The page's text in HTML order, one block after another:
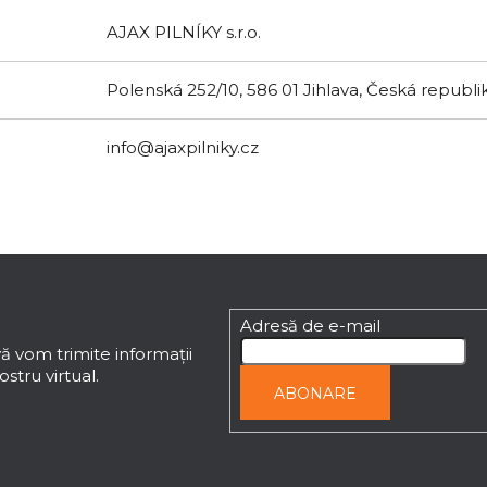
AJAX PILNÍKY s.r.o.
Polenská 252/10, 586 01 Jihlava, Česká
info@ajaxpilniky.cz
vom trimite informaţii
virtual.
Adresă de e-mail
ABONARE